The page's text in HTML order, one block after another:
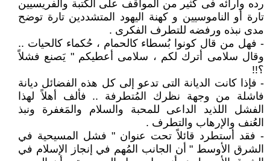
رده وآرائه فى كثير من المواقف على الكتبة والفريسيين
تارة أو الناموسيين و كهنة اليهود المتشددين تارة توضح
مدى نبذه ورفضه للتطرف الفكرى .
- فهل من قال كونوا بُسطاء كالحمام ، حُكماء كالحيات ..
وقال سلامى أترك لكم ، سلامى أعطيكم " يَصنع فشلاً
؟!!
- فإذا كانت الديانة التى تدعو إلى كل هذه الفضائل ديانة
فاشلة من وجهة نظرك المُتطرفة .. فألف أهلاً لهذا
الفشل اللذيد الداعى للمحبة والسلام والمَغفرة ونبذ
العُنف والإرهاب والتطرف .
- فقد أستطرد قائلاً تحت عنوان " فشل المسيحية في
الشرق الأوسط " أن الجانب المُهم في إنجاز الإسلام في